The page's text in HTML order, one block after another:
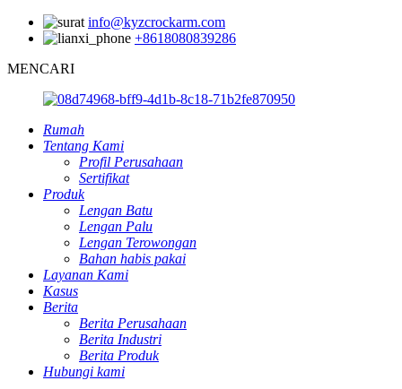
info@kyzcrockarm.com
+8618080839286
MENCARI
Rumah
Tentang Kami
Profil Perusahaan
Sertifikat
Produk
Lengan Batu
Lengan Palu
Lengan Terowongan
Bahan habis pakai
Layanan Kami
Kasus
Berita
Berita Perusahaan
Berita Industri
Berita Produk
Hubungi kami